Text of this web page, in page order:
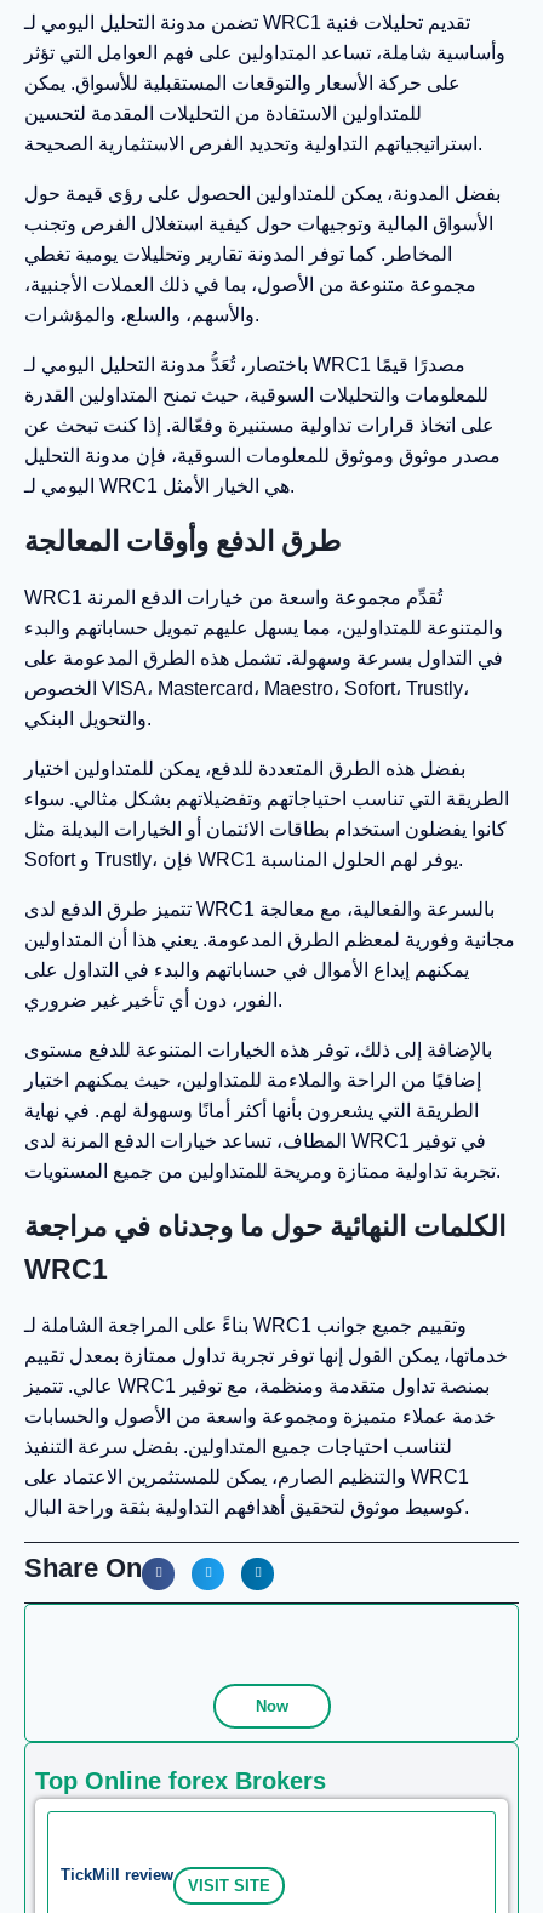
Now
Top Online forex Brokers
TickMill review
VISIT SITE
تضمن مدونة التحليل اليومي لـ WRC1 تقديم تحليلات فنية
وأساسية شاملة، تساعد المتداولين على فهم العوامل التي تؤثر
على حركة الأسعار والتوقعات المستقبلية للأسواق. يمكن
للمتداولين الاستفادة من التحليلات المقدمة لتحسين
استراتيجياتهم التداولية وتحديد الفرص الاستثمارية الصحيحة.
بفضل المدونة، يمكن للمتداولين الحصول على رؤى قيمة حول
الأسواق المالية وتوجيهات حول كيفية استغلال الفرص وتجنب
المخاطر. كما توفر المدونة تقارير وتحليلات يومية تغطي
مجموعة متنوعة من الأصول، بما في ذلك العملات الأجنبية،
والأسهم، والسلع، والمؤشرات.
باختصار، تُعَدُّ مدونة التحليل اليومي لـ WRC1 مصدرًا قيمًا
للمعلومات والتحليلات السوقية، حيث تمنح المتداولين القدرة
على اتخاذ قرارات تداولية مستنيرة وفعّالة. إذا كنت تبحث عن
مصدر موثوق وموثوق للمعلومات السوقية، فإن مدونة التحليل
اليومي لـ WRC1 هي الخيار الأمثل.
طرق الدفع وأوقات المعالجة
WRC1 تُقدِّم مجموعة واسعة من خيارات الدفع المرنة
والمتنوعة للمتداولين، مما يسهل عليهم تمويل حساباتهم والبدء
في التداول بسرعة وسهولة. تشمل هذه الطرق المدعومة على
الخصوص VISA، Mastercard، Maestro، Sofort، Trustly،
والتحويل البنكي.
بفضل هذه الطرق المتعددة للدفع، يمكن للمتداولين اختيار
الطريقة التي تناسب احتياجاتهم وتفضيلاتهم بشكل مثالي. سواء
كانوا يفضلون استخدام بطاقات الائتمان أو الخيارات البديلة مثل
Sofort و Trustly، فإن WRC1 يوفر لهم الحلول المناسبة.
تتميز طرق الدفع لدى WRC1 بالسرعة والفعالية، مع معالجة
مجانية وفورية لمعظم الطرق المدعومة. يعني هذا أن المتداولين
يمكنهم إيداع الأموال في حساباتهم والبدء في التداول على
الفور، دون أي تأخير غير ضروري.
بالإضافة إلى ذلك، توفر هذه الخيارات المتنوعة للدفع مستوى
إضافيًا من الراحة والملاءمة للمتداولين، حيث يمكنهم اختيار
الطريقة التي يشعرون بأنها أكثر أمانًا وسهولة لهم. في نهاية
المطاف، تساعد خيارات الدفع المرنة لدى WRC1 في توفير
تجربة تداولية ممتازة ومريحة للمتداولين من جميع المستويات.
الكلمات النهائية حول ما وجدناه في مراجعة
WRC1
بناءً على المراجعة الشاملة لـ WRC1 وتقييم جميع جوانب
خدماتها، يمكن القول إنها توفر تجربة تداول ممتازة بمعدل تقييم
عالي. تتميز WRC1 بمنصة تداول متقدمة ومنظمة، مع توفير
خدمة عملاء متميزة ومجموعة واسعة من الأصول والحسابات
لتناسب احتياجات جميع المتداولين. بفضل سرعة التنفيذ
والتنظيم الصارم، يمكن للمستثمرين الاعتماد على WRC1
كوسيط موثوق لتحقيق أهدافهم التداولية بثقة وراحة البال.
Share On